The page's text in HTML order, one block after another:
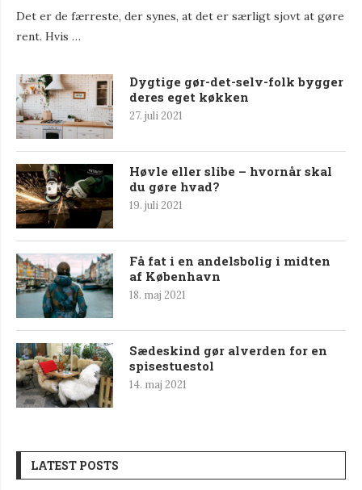
Det er de færreste, der synes, at det er særligt sjovt at gøre
rent. Hvis …
Dygtige gør-det-selv-folk bygger
deres eget køkken
27. juli 2021
Høvle eller slibe – hvornår skal
du gøre hvad?
19. juli 2021
Få fat i en andelsbolig i midten
af København
18. maj 2021
Sædeskind gør alverden for en
spisestuestol
14. maj 2021
LATEST POSTS